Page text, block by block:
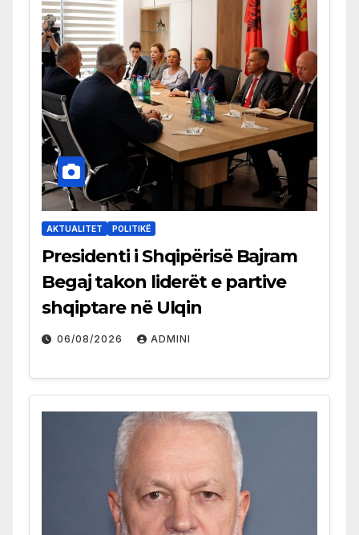
AKTUALITET POLITIKË
Presidenti i Shqipërisë Bajram
Begaj takon liderët e partive
shqiptare në Ulqin
06/08/2026 ADMINI